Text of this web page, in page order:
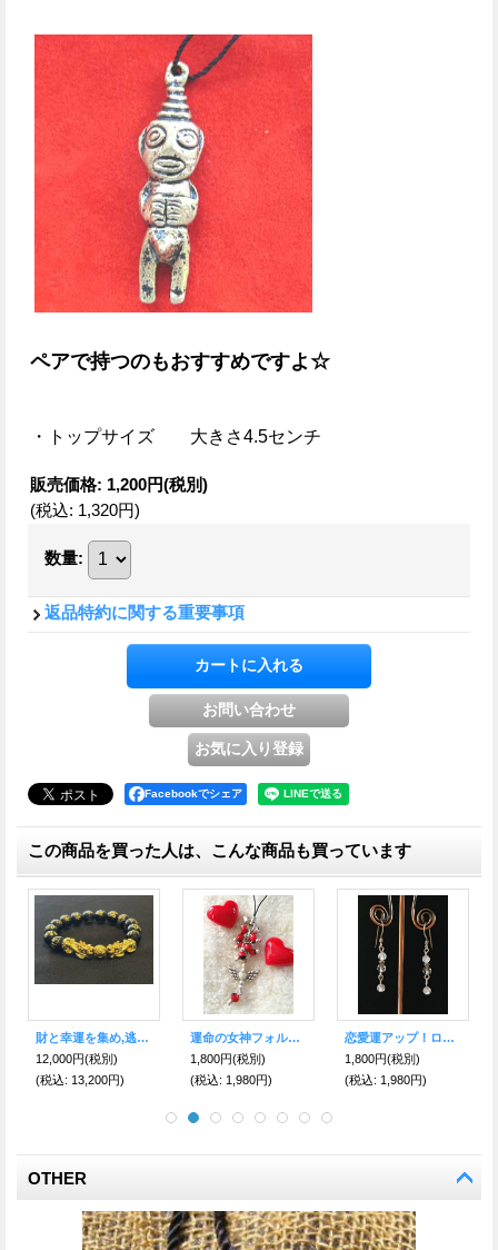
ペアで持つのもおすすめですよ☆
・トップサイズ 大きさ4.5センチ
販売価格: 1,200円(税別)
(税込: 1,320円)
数量:
返品特約に関する重要事項
Facebookでシェア
この商品を買った人は、こんな商品も買っています
財と幸運を集め,逃がさない！強力な財を招く 黄金貔貅（ヒキュウ）黒曜石・六字真言彫り★お守りブレスレット
12,000円(税別)
(税込: 13,200円)
運命の女神フォルトゥナ ワイルーロお守り
1,800円(税別)
(税込: 1,980円)
恋愛運アップ！ローズクォーツ☆ LOVEピアス
1,800円(税別)
(税込: 1,980円)
OTHER